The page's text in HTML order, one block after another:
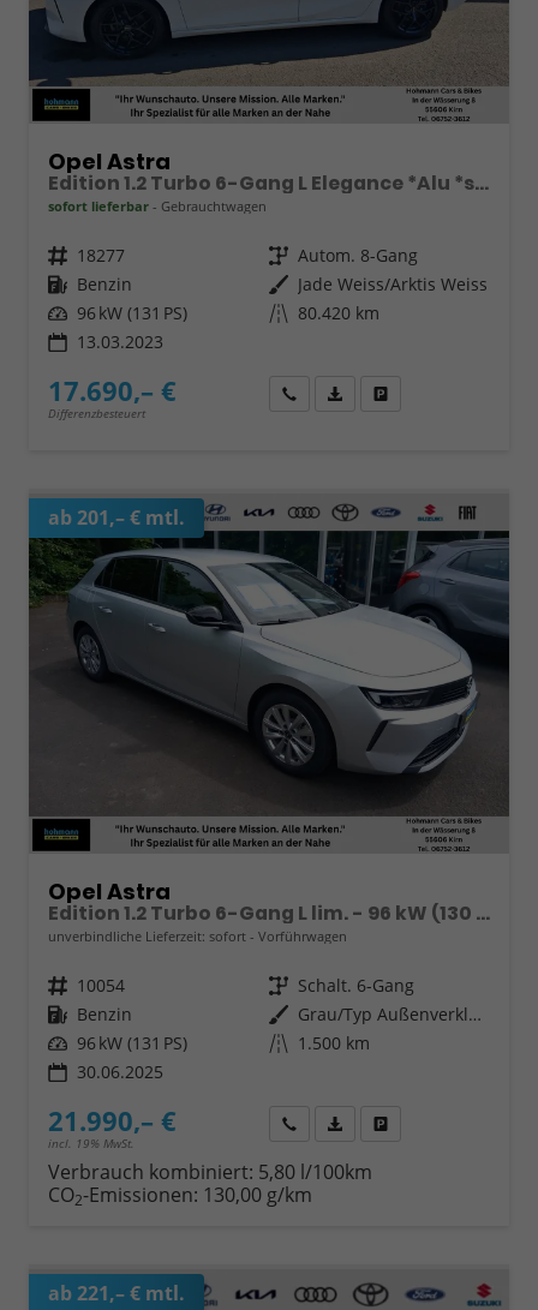
Opel Astra
Edition 1.2 Turbo 6-Gang L Elegance *Alu *scheckheftgepflegt
sofort lieferbar Gebrauchtwagen
Fahrzeugnr. 18277 Getriebe Autom. 8-Gang
Kraftstoff Benzin Außenfarbe Jade Weiss/Arktis Weiss
Leistung 96 kW (131 PS) Kilometerstand 80.420 km
13.03.2023
17.690,– €
Differenzbesteuert
Wir rufen Sie anFahrzeugexposé (PDF)
ab 201,– € mtl.
Opel Astra
Edition 1.2 Turbo 6-Gang L lim. - 96 kW (130 PS)
unverbindliche Lieferzeit: sofort Vorführwagen
Fahrzeugnr. 10054 Getriebe Schalt. 6-Gang
Kraftstoff Benzin Außenfarbe
Grau/Typ Außenverkleidung Metallic-Lackierung
Leistung 96 kW (131 PS) Kilometerstand 1.500 km
30.06.2025
21.990,– €
incl. 19% MwSt.
Wir rufen Sie anFahrzeugexposé (PDF)
Verbrauch kombiniert: 5,80 l/100km
CO2-Emissionen: 130,00 g/km
ab 221,– € mtl.